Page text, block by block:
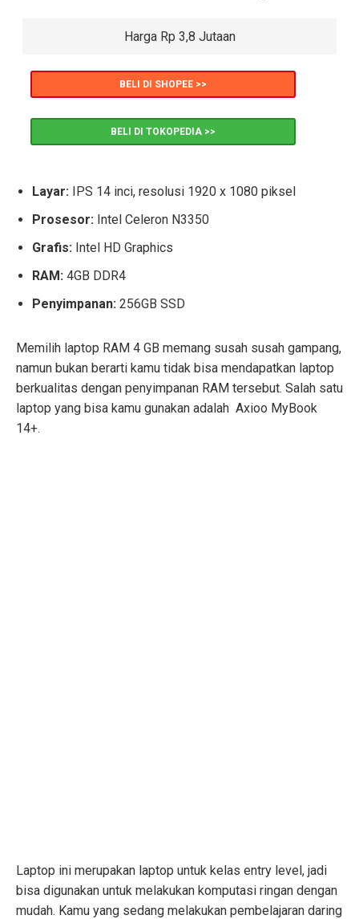
Harga Rp 3,8 Jutaan
BELI DI SHOPEE >>
BELI DI TOKOPEDIA >>
Layar: IPS 14 inci, resolusi 1920 x 1080 piksel
Prosesor: Intel Celeron N3350
Grafis: Intel HD Graphics
RAM: 4GB DDR4
Penyimpanan: 256GB SSD
Memilih laptop RAM 4 GB memang susah susah gampang,
namun bukan berarti kamu tidak bisa mendapatkan laptop
berkualitas dengan penyimpanan RAM tersebut. Salah satu
laptop yang bisa kamu gunakan adalah Axioo MyBook
14+.
Laptop ini merupakan laptop untuk kelas entry level, jadi
bisa digunakan untuk melakukan komputasi ringan dengan
mudah. Kamu yang sedang melakukan pembelajaran daring